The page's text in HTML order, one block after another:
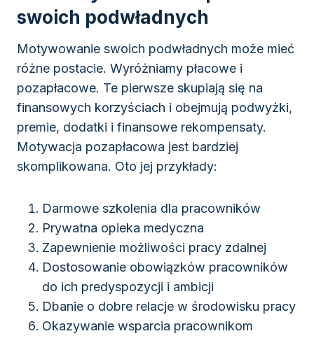
swoich podwładnych
Motywowanie swoich podwładnych może mieć
różne postacie. Wyróżniamy płacowe i
pozapłacowe. Te pierwsze skupiają się na
finansowych korzyściach i obejmują podwyżki,
premie, dodatki i finansowe rekompensaty.
Motywacja pozapłacowa jest bardziej
skomplikowana. Oto jej przykłady:
Darmowe szkolenia dla pracowników
Prywatna opieka medyczna
Zapewnienie możliwości pracy zdalnej
Dostosowanie obowiązków pracowników
do ich predyspozycji i ambicji
Dbanie o dobre relacje w środowisku pracy
Okazywanie wsparcia pracownikom